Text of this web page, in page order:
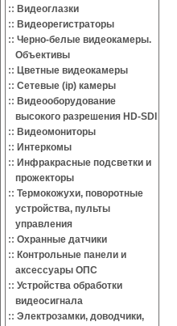
:: Видеоглазки
:: Видеорегистраторы
:: Черно-белые видеокамеры.
Объективы
:: Цветные видеокамеры
:: Сетевые (ip) камеры
:: Видеооборудование
высокого разрешения HD-SDI
:: Видеомониторы
:: Интеркомы
:: Инфракрасные подсветки и
прожекторы
:: Термокожухи, поворотные
устройства, пульты
управления
:: Охранные датчики
:: Контрольные панели и
аксессуары ОПС
:: Устройства обработки
видеосигнала
:: Электрозамки, доводчики,